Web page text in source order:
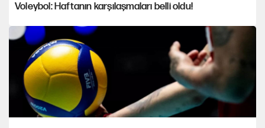
Voleybol: Haftanın karşılaşmaları belli oldu!